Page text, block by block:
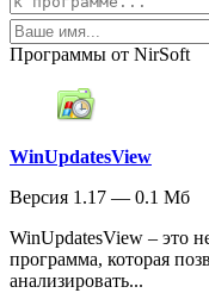
Программы от NirSoft
WinUpdatesView
Версия 1.17 — 0.1 Мб
WinUpdatesView – это
программа, которая
анализировать...